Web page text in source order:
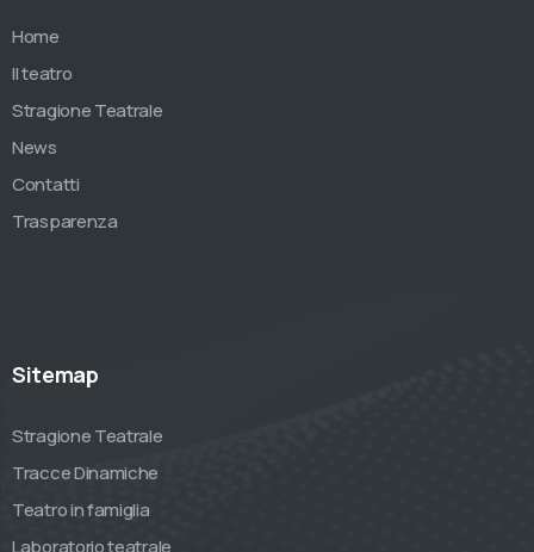
Home
Il teatro
Stragione Teatrale
News
Contatti
Trasparenza
Sitemap
Stragione Teatrale
Tracce Dinamiche
Teatro in famiglia
Laboratorio teatrale